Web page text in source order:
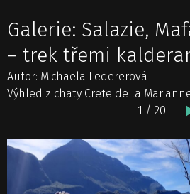
Galerie: Salazie,
– trek třemi
Autor: Michaela Ledererová
Výhled z chaty Crete de la
1 / 20